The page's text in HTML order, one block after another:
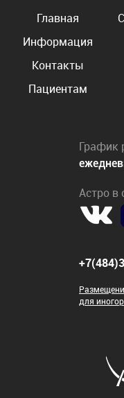
Главная
Информация
Контакты
Пациентам
График
Астро в
для